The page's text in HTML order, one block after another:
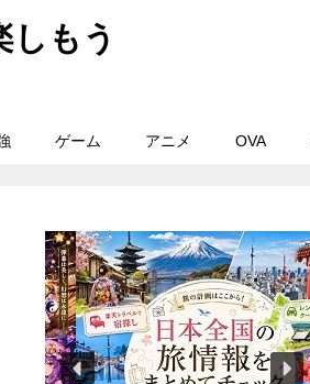
しもう
ゲーム アニメ OVA